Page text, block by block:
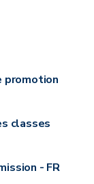
fixant les
payé aux
d’un
promotion
classes
- FR